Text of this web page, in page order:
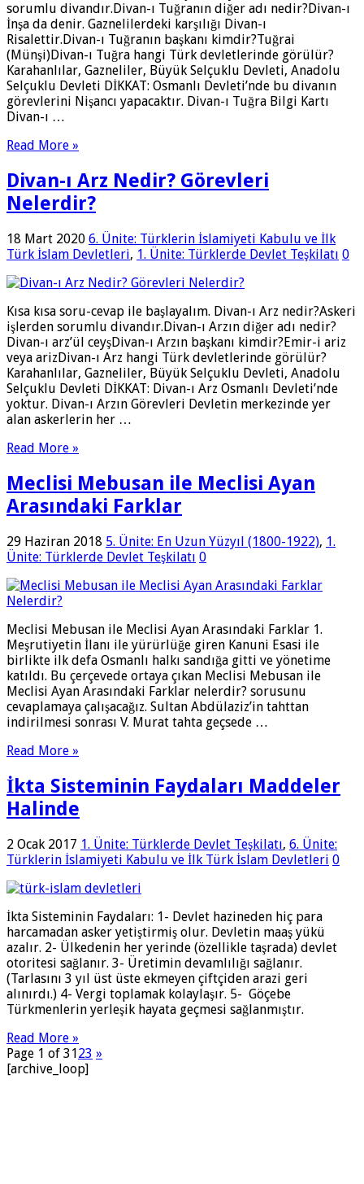
sorumlu divandır.Divan-ı Tuğranın diğer adı nedir?Divan-ı
İnşa da denir. Gaznelilerdeki karşılığı Divan-ı
Risalettir.Divan-ı Tuğranın başkanı kimdir?Tuğrai
(Münşi)Divan-ı Tuğra hangi Türk devletlerinde görülür?
Karahanlılar, Gazneliler, Büyük Selçuklu Devleti, Anadolu
Selçuklu Devleti DİKKAT: Osmanlı Devleti’nde bu divanın
görevlerini Nişancı yapacaktır. Divan-ı Tuğra Bilgi Kartı
Divan-ı …
Read More »
Divan-ı Arz Nedir? Görevleri
Nelerdir?
18 Mart 2020 6. Ünite: Türklerin İslamiyeti Kabulu ve İlk
Türk İslam Devletleri, 1. Ünite: Türklerde Devlet Teşkilatı 0
Kısa kısa soru-cevap ile başlayalım. Divan-ı Arz nedir?Askeri
işlerden sorumlu divandır.Divan-ı Arzın diğer adı nedir?
Divan-ı arz’ül ceyşDivan-ı Arzın başkanı kimdir?Emir-i ariz
veya arizDivan-ı Arz hangi Türk devletlerinde görülür?
Karahanlılar, Gazneliler, Büyük Selçuklu Devleti, Anadolu
Selçuklu Devleti DİKKAT: Divan-ı Arz Osmanlı Devleti’nde
yoktur. Divan-ı Arzın Görevleri Devletin merkezinde yer
alan askerlerin her …
Read More »
Meclisi Mebusan ile Meclisi Ayan
Arasındaki Farklar
29 Haziran 2018 5. Ünite: En Uzun Yüzyıl (1800-1922), 1.
Ünite: Türklerde Devlet Teşkilatı 0
Meclisi Mebusan ile Meclisi Ayan Arasındaki Farklar 1.
Meşrutiyetin İlanı ile yürürlüğe giren Kanuni Esasi ile
birlikte ilk defa Osmanlı halkı sandığa gitti ve yönetime
katıldı. Bu çerçevede ortaya çıkan Meclisi Mebusan ile
Meclisi Ayan Arasındaki Farklar nelerdir? sorusunu
cevaplamaya çalışacağız. Sultan Abdülaziz’in tahttan
indirilmesi sonrası V. Murat tahta geçsede …
Read More »
İkta Sisteminin Faydaları Maddeler
Halinde
2 Ocak 2017 1. Ünite: Türklerde Devlet Teşkilatı, 6. Ünite:
Türklerin İslamiyeti Kabulu ve İlk Türk İslam Devletleri 0
İkta Sisteminin Faydaları: 1- Devlet hazineden hiç para
harcamadan asker yetiştirmiş olur. Devletin maaş yükü
azalır. 2- Ülkedenin her yerinde (özellikle taşrada) devlet
otoritesi sağlanır. 3- Üretimin devamlılığı sağlanır.
(Tarlasını 3 yıl üst üste ekmeyen çiftçiden arazi geri
alınırdı.) 4- Vergi toplamak kolaylaşır. 5- Göçebe
Türkmenlerin yerleşik hayata geçmesi sağlanmıştır.
Read More »
Page 1 of 3123 »
[archive_loop]